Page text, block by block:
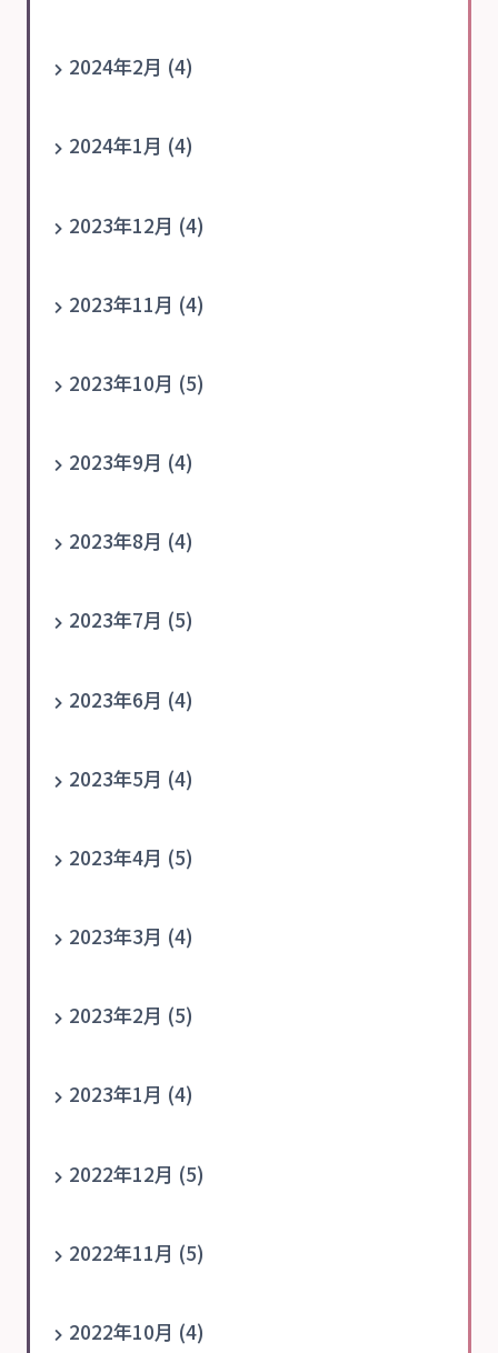
2024年2月 (4)
2024年1月 (4)
2023年12月 (4)
2023年11月 (4)
2023年10月 (5)
2023年9月 (4)
2023年8月 (4)
2023年7月 (5)
2023年6月 (4)
2023年5月 (4)
2023年4月 (5)
2023年3月 (4)
2023年2月 (5)
2023年1月 (4)
2022年12月 (5)
2022年11月 (5)
2022年10月 (4)